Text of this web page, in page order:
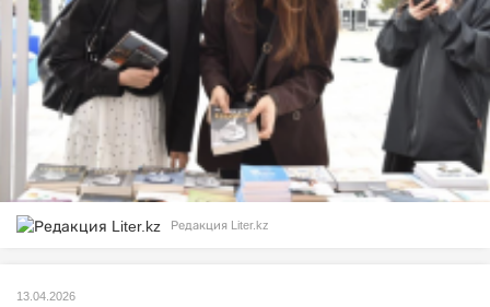
Редакция Liter.kz
13.04.2026